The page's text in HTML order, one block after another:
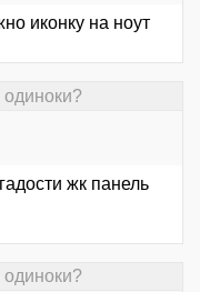
иконку на ноут
жк панель